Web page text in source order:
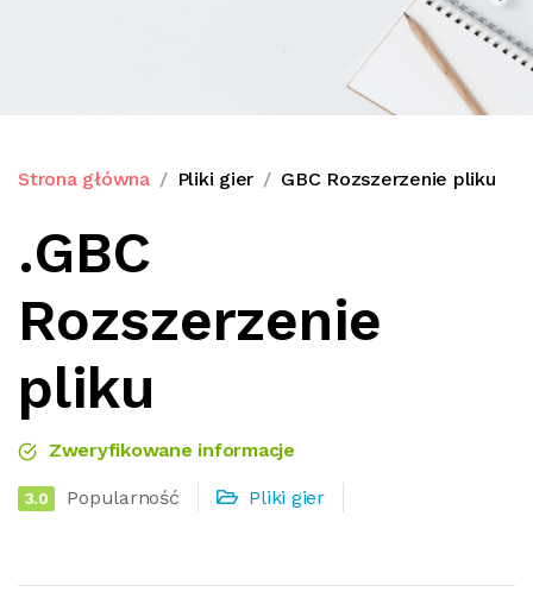
Strona główna Pliki gier GBC Rozszerzenie pliku
.GBC
Rozszerzenie
pliku
Zweryfikowane informacje
3.0 Popularność Pliki gier